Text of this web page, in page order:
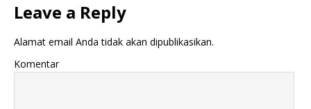
Leave a Reply
Alamat email Anda tidak akan dipublikasikan.
Komentar